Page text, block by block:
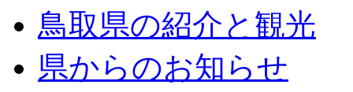
鳥取県の紹介と観光
県からのお知らせ